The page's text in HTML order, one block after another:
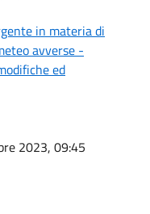
in materia di
avverse -
ed
2023, 09:45